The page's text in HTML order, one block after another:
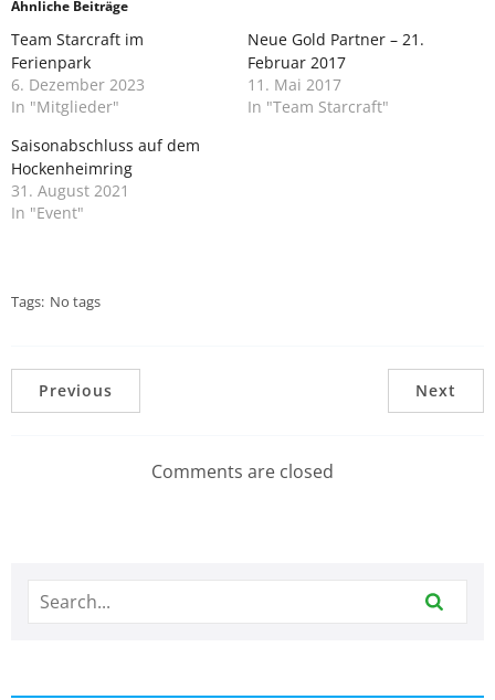
Ähnliche Beiträge
Team Starcraft im
Ferienpark
6. Dezember 2023
In "Mitglieder"
Neue Gold Partner – 21.
Februar 2017
11. Mai 2017
In "Team Starcraft"
Saisonabschluss auf dem
Hockenheimring
31. August 2021
In "Event"
Tags: No tags
Previous Next
Comments are closed